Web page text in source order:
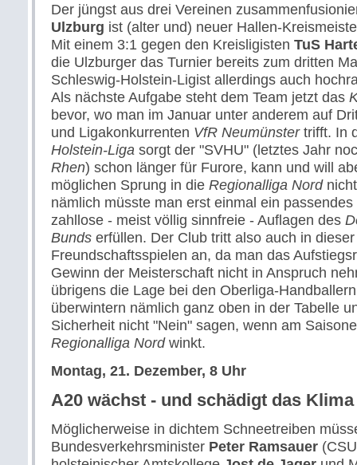
Der jüngst aus drei Vereinen
Ulzburg ist (alter und) neuer Hallen-
Mit einem 3:1 gegen den Kreisligisten TuS
die Ulzburger das Turnier bereits zum dritten
Schleswig-Holstein-Ligist allerdings auch
Als nächste Aufgabe steht dem Team jetzt das
bevor, wo man im Januar unter anderem auf
und Ligakonkurrenten VfR Neumünstertrifft. In
Holstein-Liga sorgt der "SVHU" (letztes Jahr
Rhen) schon länger für Furore, kann und will
möglichen Sprung in die Regionalliga Nord
nämlich müsste man erst einmal ein
zahllose - meist völlig sinnfreie - Auflagen des
Bunds erfüllen. Der Club tritt also auch in
Freundschaftsspielen an, da man das
Gewinn der Meisterschaft nicht in Anspruch
übrigens die Lage bei den Oberliga-
überwintern nämlich ganz oben in der Tabelle
Sicherheit nicht "Nein" sagen, wenn am
Regionalliga Nordwinkt.
Montag, 21. Dezember, 8 Uhr
A20 wächst - und schädigt das Klima
Möglicherweise in dichtem Schneetreiben
Bundesverkehrsminister Peter Ramsauer